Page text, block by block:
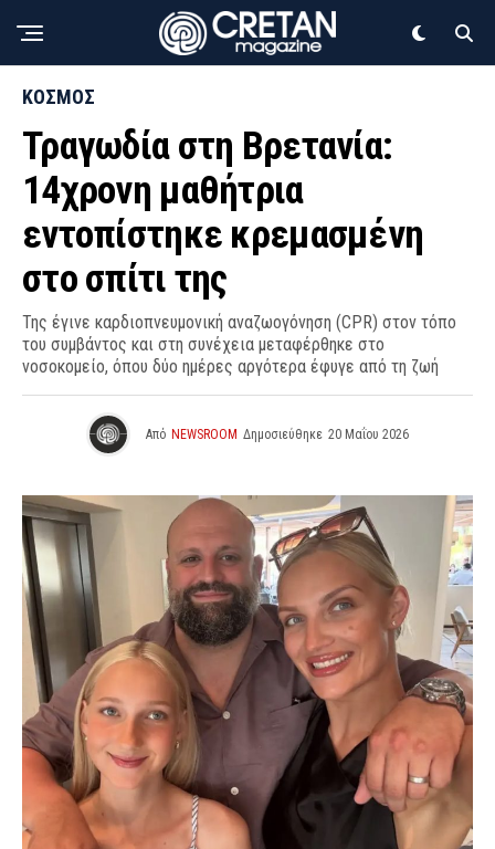
ΚΟΣΜΟΣ
Τραγωδία στη Βρετανία:
14χρονη μαθήτρια
εντοπίστηκε κρεμασμένη
στο σπίτι της
Της έγινε καρδιοπνευμονική αναζωογόνηση (CPR) στον τόπο
του συμβάντος και στη συνέχεια μεταφέρθηκε στο
νοσοκομείο, όπου δύο ημέρες αργότερα έφυγε από τη ζωή
Από NEWSROOM Δημοσιεύθηκε 20 Μαΐου 2026